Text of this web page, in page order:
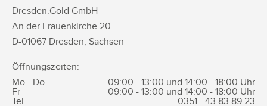
Dresden.Gold GmbH
An der Frauenkirche 20
D-01067 Dresden, Sachsen
Öffnungszeiten:
Mo - Do
09:00 - 13:00 und 14:00 - 18:00 Uhr
Fr
09:00 - 13:00 und 14:00 - 18:00 Uhr
Tel.
0351 - 43 83 89 23